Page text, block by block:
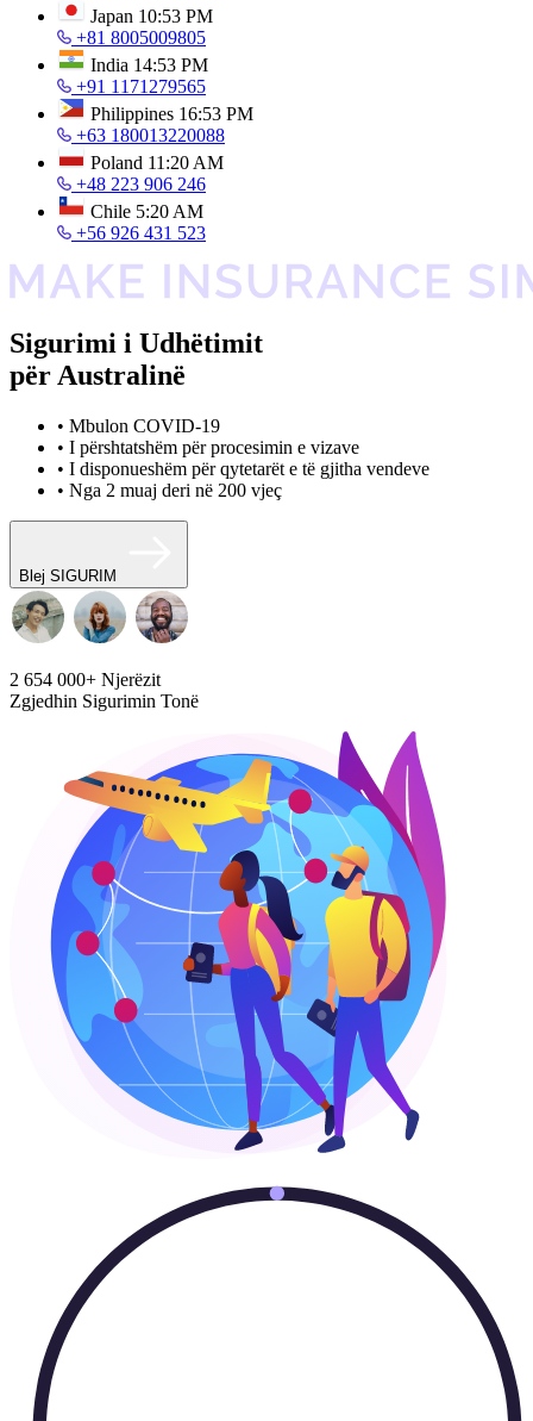
Japan 10:53 PM
+81 8005009805
India 14:53 PM
+91 1171279565
Philippines 16:53 PM
+63 180013220088
Poland 11:20 AM
+48 223 906 246
Chile 5:20 AM
+56 926 431 523
Sigurimi i Udhëtimit
për Australinë
• Mbulon COVID-19
• I përshtatshëm për procesimin e vizave
• I disponueshëm për qytetarët e të gjitha vendeve
• Nga 2 muaj deri në 200 vjeç
Blej SIGURIM
2 654 000+ Njerëzit
Zgjedhin Sigurimin Tonë